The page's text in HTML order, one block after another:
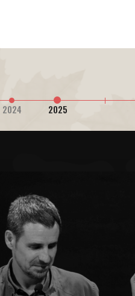
2024 2025